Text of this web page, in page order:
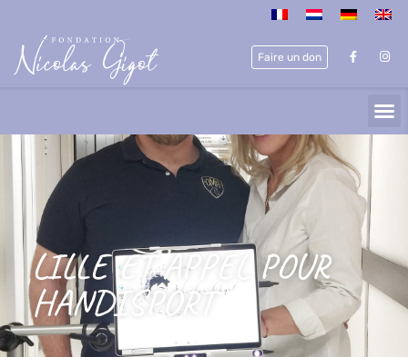
Faire un don
LILLE ET APPEL POUR
HANDISPORT